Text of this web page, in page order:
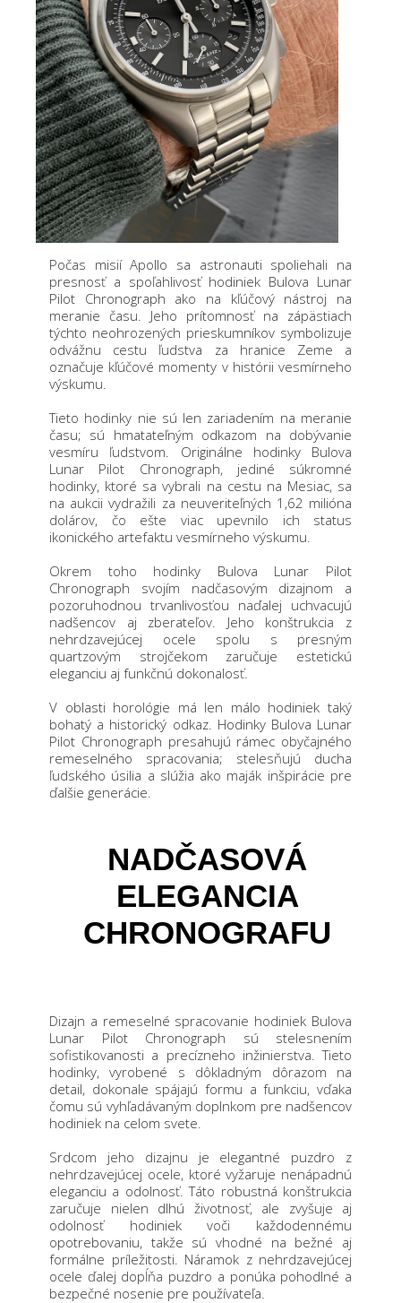
Počas misií Apollo sa astronauti spoliehali na
presnosť a spoľahlivosť hodiniek Bulova Lunar
Pilot Chronograph ako na kľúčový nástroj na
meranie času. Jeho prítomnosť na zápästiach
týchto neohrozených prieskumníkov symbolizuje
odvážnu cestu ľudstva za hranice Zeme a
označuje kľúčové momenty v histórii vesmírneho
výskumu
Tieto hodinky nie sú len zariadením na meranie
času; sú hmatateľným odkazom na dobývanie
vesmíru ľudstvom. Originálne hodinky Bulova
Lunar Pilot Chronograph, jediné súkromné
hodinky, ktoré sa vybrali na cestu na Mesiac, sa
na aukcii vydražili za neuveriteľných 1,62 milióna
dolárov, čo ešte viac upevnilo ich status
ikonického artefaktu vesmírneho výskumu
Okrem toho hodinky Bulova Lunar Pilot
Chronograph svojím nadčasovým dizajnom a
pozoruhodnou trvanlivosťou naďalej uchvacujú
nadšencov aj zberateľov. Jeho konštrukcia z
nehrdzavejúcej ocele spolu s presným
quartzovým strojčekom zaručuje estetickú
eleganciu aj funkčnú dokonalosť.
V oblasti horológie má len málo hodiniek taký
bohatý a historický odkaz. Hodinky Bulova Lunar
Pilot Chronograph presahujú rámec obyčajného
remeselného spracovania; stelesňujú ducha
ľudského úsilia a slúžia ako maják inšpirácie pre
ďalšie generácie.
NADČASOVÁ
ELEGANCIA
CHRONOGRAFU
Dizajn a remeselné spracovanie hodiniek Bulova
Lunar Pilot Chronograph sú stelesnením
sofistikovanosti a precízneho inžinierstva. Tieto
hodinky, vyrobené s dôkladným dôrazom na
detail, dokonale spájajú formu a funkciu, vďaka
čomu sú vyhľadávaným doplnkom pre nadšencov
hodiniek na celom svete.
Srdcom jeho dizajnu je elegantné puzdro z
nehrdzavejúcej ocele, ktoré vyžaruje nenápadnú
eleganciu a odolnosť. Táto robustná konštrukcia
zaručuje nielen dlhú životnosť, ale zvyšuje aj
odolnosť hodiniek voči každodennému
opotrebovaniu, takže sú vhodné na bežné aj
formálne príležitosti. Náramok z nehrdzavejúcej
ocele ďalej dopĺňa puzdro a ponúka pohodlné a
bezpečné nosenie pre používateľa.